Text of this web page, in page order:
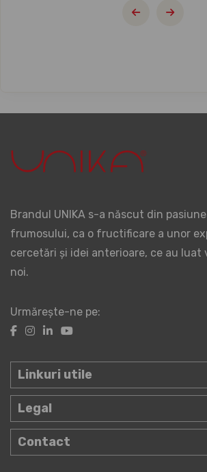
Brandul UNIKA s-a născut din
frumosului, ca o fructificare a unor
cercetări și idei anterioare, ce au luat
noi.
Urmărește-ne pe:
Linkuri utile
Legal
Contact